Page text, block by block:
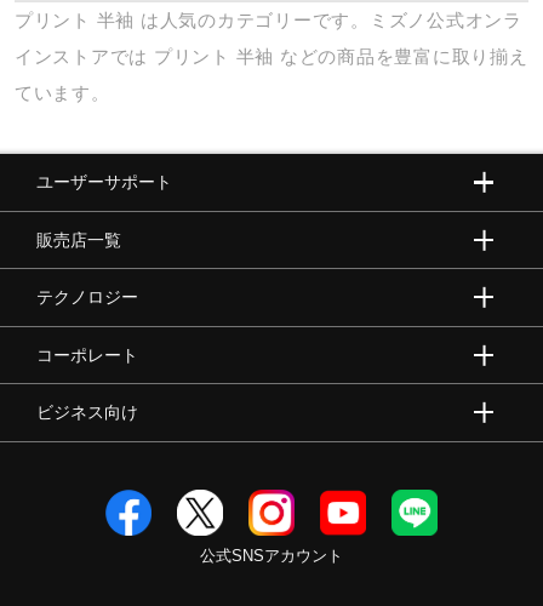
トレーニング
スイム
バレーボール
テニス／ソフトテニス
プリント 半袖 は人気のカテゴリーです。ミズノ公式オンラ
インストアでは プリント 半袖 などの商品を豊富に取り揃え
ています。
ユーザーサポート
販売店一覧
テクノロジー
コーポレート
ビジネス向け
公式SNSアカウント